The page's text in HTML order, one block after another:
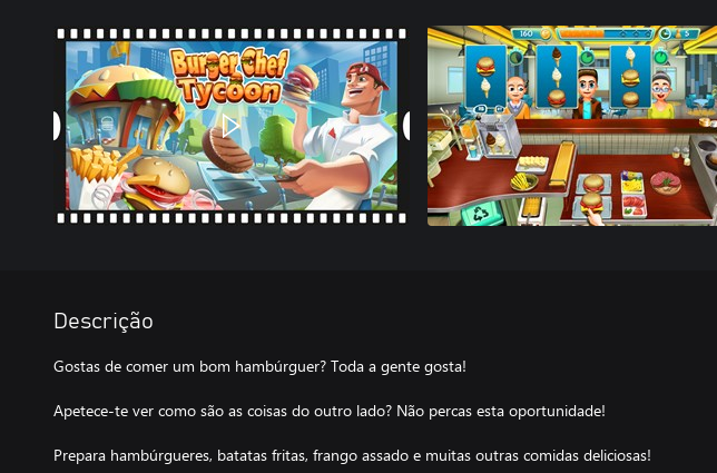
Descrição
Gostas de comer um bom hambúrguer? Toda a gente gosta!
Apetece-te ver como são as coisas do outro lado? Não percas esta oportunidade!
Prepara hambúrgueres, batatas fritas, frango assado e muitas outras comidas deliciosas!